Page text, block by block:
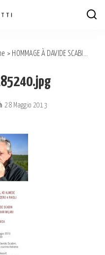
> HOMMAGE À DAVIDE SCABIN >
28 Maggio 2013